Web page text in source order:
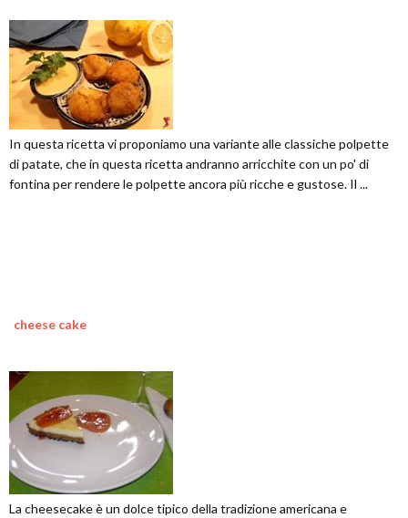
In questa ricetta vi proponiamo una variante alle classiche polpette
di patate, che in questa ricetta andranno arricchite con un po' di
fontina per rendere le polpette ancora più ricche e gustose. Il ...
cheese cake
La cheesecake è un dolce tipico della tradizione americana e